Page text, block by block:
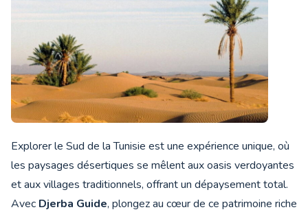
Explorer le Sud de la Tunisie est une expérience unique, où
les paysages désertiques se mêlent aux oasis verdoyantes
et aux villages traditionnels, offrant un dépaysement total.
Avec Djerba Guide, plongez au cœur de ce patrimoine riche